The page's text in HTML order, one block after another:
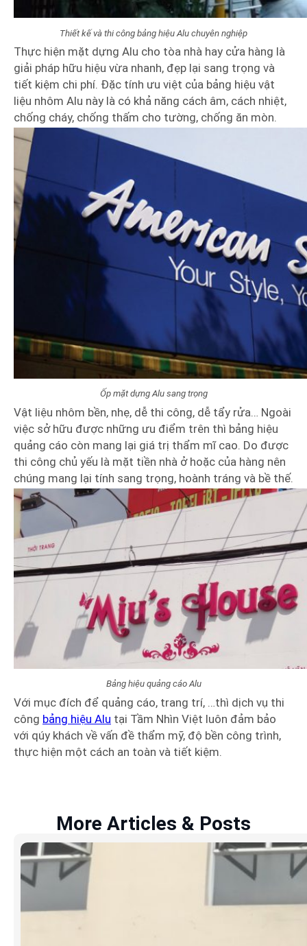
Thiết kế và thi công bảng hiệu Alu chuyên nghiệp
Thực hiện mặt dựng Alu cho tòa nhà hay cửa hàng là
giải pháp hữu hiệu vừa nhanh, đẹp lại sang trọng và
tiết kiệm chi phí. Đặc tính ưu việt của bảng hiệu vật
liệu nhôm Alu này là có khả năng cách âm, cách nhiệt,
chống cháy, chống thấm cho tường, chống ăn mòn.
Ốp mặt dựng Alu sang trọng
Vật liệu nhôm bền, nhẹ, dễ thi công, dễ tẩy rửa… Ngoài
việc sở hữu được những ưu điểm trên thì bảng hiệu
quảng cáo còn mang lại giá trị thẩm mĩ cao. Do được
thi công chủ yếu là mặt tiền nhà ở hoặc của hàng nên
chúng mang lại tính sang trọng, hoành tráng và bề thế.
Bảng hiệu quảng cáo Alu
Với mục đích để quảng cáo, trang trí, …thì dịch vụ thi
công bảng hiệu Alu tại Tầm Nhìn Việt luôn đảm bảo
với qúy khách về vấn đề thẩm mỹ, độ bền công trình,
thực hiện một cách an toàn và tiết kiệm.
More Articles & Posts